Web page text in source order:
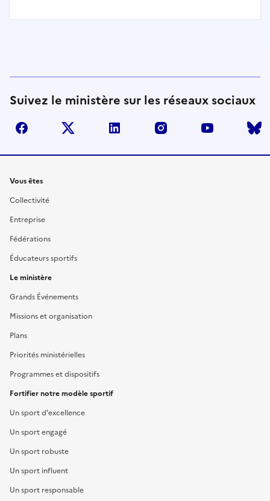
de la Fédération Française de Roller et Skateboard.
Suivez le ministère sur les réseaux sociaux
facebook twitter linkedin instagram youtube
Liens
Vous êtes
Collectivité
Entreprise
Fédérations
Éducateurs sportifs
Le ministère
Grands Événements
Missions et organisation
Plans
Priorités ministérielles
Programmes et dispositifs
Fortifier notre modèle sportif
Un sport d'excellence
Un sport engagé
Un sport robuste
Un sport influent
Un sport responsable